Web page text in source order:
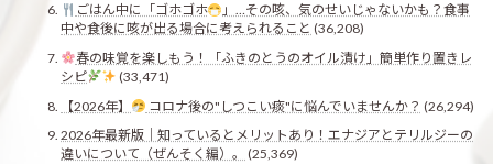
ごはん中に「ゴホゴホ
」…その咳、気のせいじゃないかも？食事
中や食後に咳が出る場合に考えられること (36,208)
春の味覚を楽しもう！「ふきのとうのオイル漬け」簡単作り置きレ
シピ
(33,471)
【2026年】
コロナ後の"しつこい痰"に悩んでいませんか？ (26,294)
2026年最新版｜知っているとメリットあり！エナジアとテリルジーの
違いについて（ぜんそく編）。
(25,369)